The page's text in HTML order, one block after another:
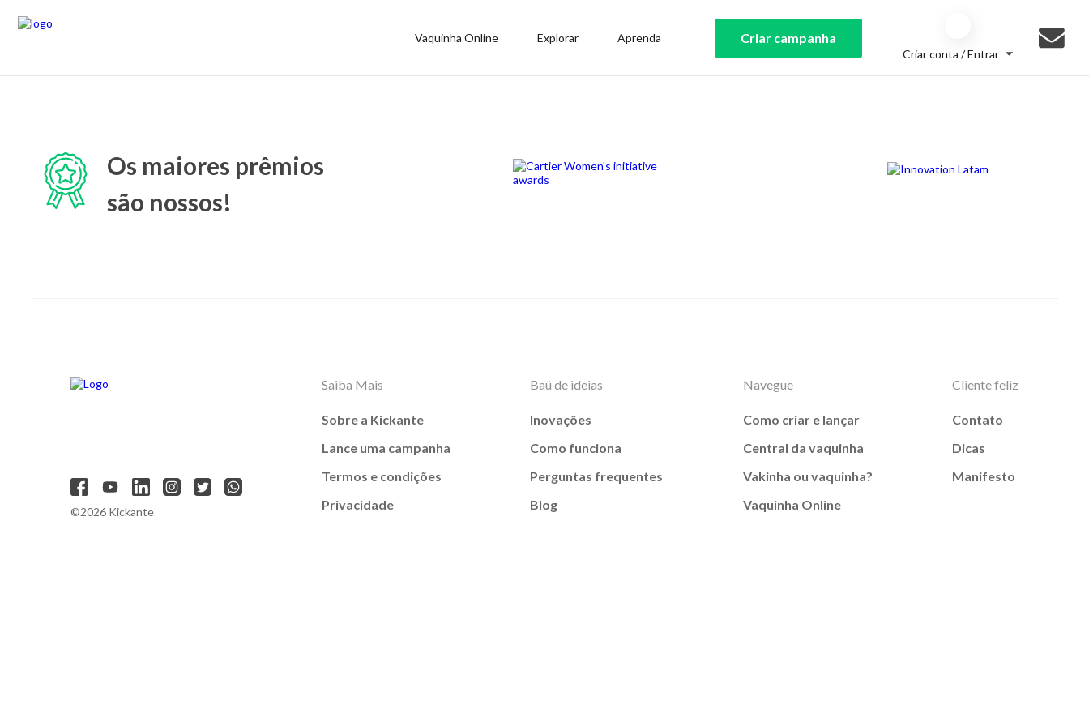
Vaquinha Online Explorar Aprenda Criar campanha
Criar conta / Entrar
Os maiores prêmios
são nossos!
©2026 Kickante
Saiba Mais
Sobre a Kickante
Lance uma campanha
Termos e condições
Privacidade
Baú de ideias
Inovações
Como funciona
Perguntas frequentes
Blog
Navegue
Como criar e lançar
Central da vaquinha
Vakinha ou vaquinha?
Vaquinha Online
Cliente feliz
Contato
Dicas
Manifesto